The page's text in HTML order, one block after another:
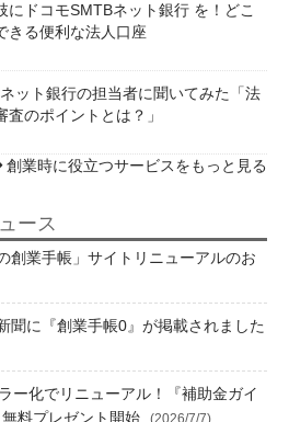
にドコモSMTBネット銀行 を！どこ
きる便利な法人口座
ット銀行の担当者に聞いてみた「法
査のポイントとは？」
創業時に役立つサービスをもっと見る
ース
創業手帳」サイトリニューアルのお
聞に『創業手帳0』が掲載されました
ー化でリニューアル！『補助金ガイ
料プレゼント開始